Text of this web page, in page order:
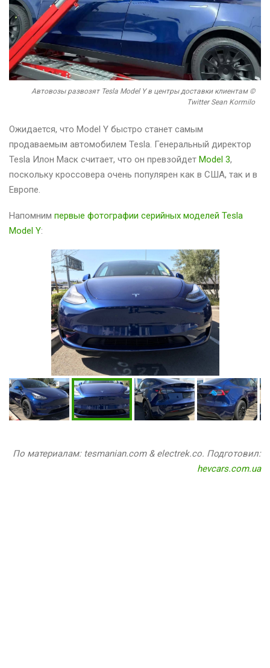
Автовозы развозят Tesla Model Y в центры доставки клиентам ©
Twitter Sean Kormilo
Ожидается, что Model Y быстро станет самым
продаваемым автомобилем Tesla. Генеральный директор
Tesla Илон Маск считает, что он превзойдет Model 3,
поскольку кроссовера очень популярен как в США, так и в
Европе.
Напомним первые фотографии серийных моделей Tesla
Model Y:
По материалам: tesmanian.com & electrek.co. Подготовил:
hevcars.com.ua